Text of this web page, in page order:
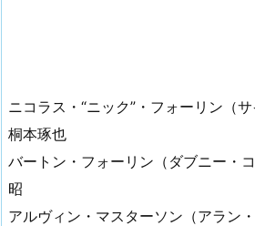
ニコラス・“ニック”・フォーリン（
桐本琢也
バートン・フォーリン（ダブニー・
昭
アルヴィン・マスターソン（アラン